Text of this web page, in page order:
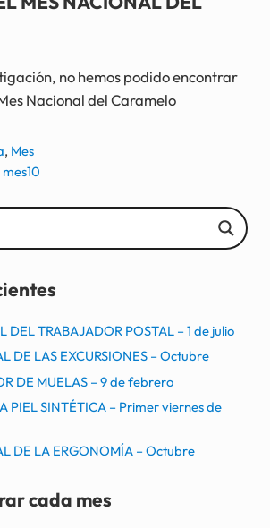
no hemos podido encontrar
Nacional del Caramelo
, Mes
mes10
DEL TRABAJADOR POSTAL – 1 de julio
DE LAS EXCURSIONES – Octubre
DE MUELAS – 9 de febrero
PIEL SINTÉTICA – Primer viernes de
DE LA ERGONOMÍA – Octubre
cada mes